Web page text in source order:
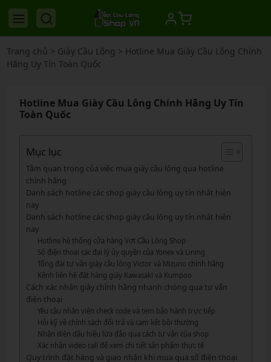
Trang chủ > Giày Cầu Lông > Hotline Mua Giày Cầu Lông Chính
Hãng Uy Tín Toàn Quốc
Hotline Mua Giày Cầu Lông Chính Hãng Uy Tín
Toàn Quốc
Mục lục
Tầm quan trọng của việc mua giày cầu lông qua hotline
chính hãng
Danh sách hotline các shop giày cầu lông uy tín nhất hiện
nay
Danh sách hotline các shop giày cầu lông uy tín nhất hiện
nay
Hotline hệ thống cửa hàng Vợt Cầu Lông Shop
Số điện thoại các đại lý ủy quyền của Yonex và Lining
Tổng đài tư vấn giày cầu lông Victor và Mizuno chính hãng
Kênh liên hệ đặt hàng giày Kawasaki và Kumpoo
Cách xác nhận giày chính hãng nhanh chóng qua tư vấn
điện thoại
Yêu cầu nhân viên check code và tem bảo hành trực tiếp
Hỏi kỹ về chính sách đổi trả và cam kết bồi thường
Nhận diện dấu hiệu lừa đảo qua cách tư vấn của shop
Xác nhận video call để xem chi tiết sản phẩm thực tế
Quy trình đặt hàng và giao nhận khi mua qua số điện thoại